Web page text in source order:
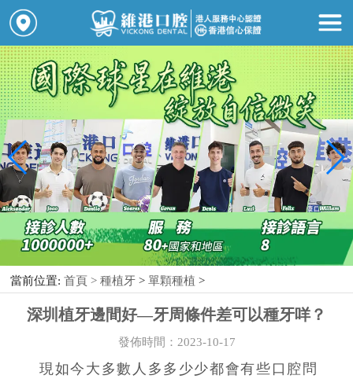
當前位置: 首頁 >種植牙 >單顆種植 >
深圳植牙邊間好—牙周條件差可以種牙咩？
發佈時間：2023-10-17
現如今大多數人多多少少都會有些口腔問